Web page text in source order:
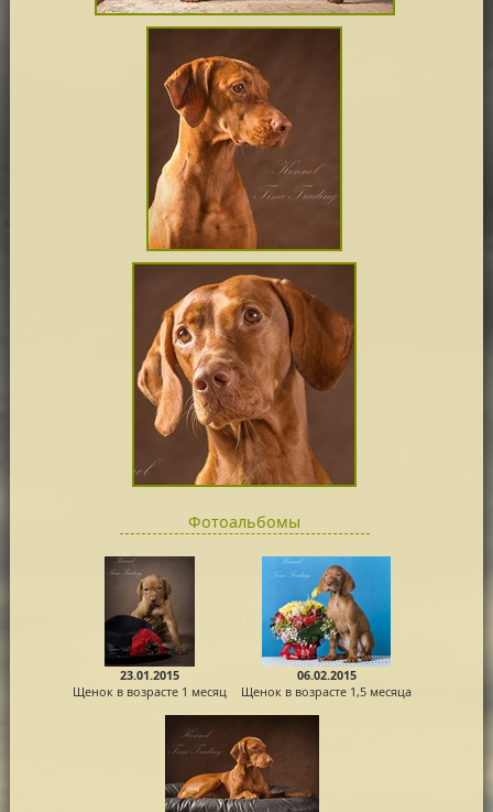
Фотоальбомы
23.01.2015
Щенок в возрасте 1 месяц
06.02.2015
Щенок в возрасте 1,5 месяца